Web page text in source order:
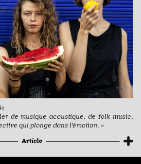
de musique acoustique, de folk music,
qui plonge dans l’émotion. »
Article